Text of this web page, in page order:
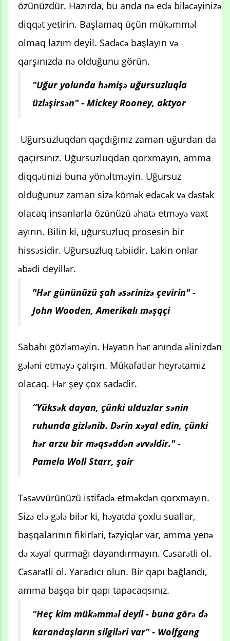
özünüzdür. Hazırda, bu anda nə edə biləcəyinizə
diqqət yetirin. Başlamaq üçün mükəmməl
olmaq lazım deyil. Sadəcə başlayın və
qarşınızda nə olduğunu görün.
"Uğur yolunda həmişə uğursuzluqla
üzləşirsən" - Mickey Rooney, aktyor
Uğursuzluqdan qaçdığınız zaman uğurdan da
qaçırsınız. Uğursuzluqdan qorxmayın, amma
diqqətinizi buna yönəltməyin. Uğursuz
olduğunuz zaman sizə kömək edəcək və dəstək
olacaq insanlarla özünüzü əhatə etməyə vaxt
ayırın. Bilin ki, uğursuzluq prosesin bir
hissəsidir. Uğursuzluq təbiidir. Lakin onlar
əbədi deyillər.
"Hər gününüzü şah əsərinizə çevirin" -
John Wooden, Amerikalı məşqçi
Sabahı gözləməyin. Həyatın hər anında əlinizdən
gələni etməyə çalışın. Mükafatlar heyrətamiz
olacaq. Hər şey çox sadədir.
“Yüksək dayan, çünki ulduzlar sənin
ruhunda gizlənib. Dərin xəyal edin, çünki
hər arzu bir məqsəddən əvvəldir." -
Pamela Woll Starr, şair
Təsəvvürünüzü istifadə etməkdən qorxmayın.
Sizə elə gələ bilər ki, həyatda çoxlu suallar,
başqalarının fikirləri, təzyiqlər var, amma yenə
də xəyal qurmağı dayandırmayın. Cəsarətli ol.
Cəsarətli ol. Yaradıcı olun. Bir qapı bağlandı,
amma başqa bir qapı tapacaqsınız.
"Heç kim mükəmməl deyil - buna görə də
karandaşların silgiləri var" - Wolfgang